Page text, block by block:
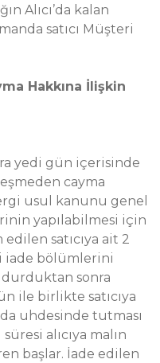
Alıcı’da kalan
satıcı Müşteri
Hakkına İlişkin
yedi gün içerisinde
cayma
usul kanunu genel
yapılabilmesi için
satıcıya ait 2
iade bölümlerini
sonra
ile birlikte satıcıya
uhdesinde tutması
alıcıya malın
başlar. İade edilen